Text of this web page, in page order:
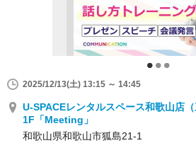
2025/12/13(土) 13:15 ～ 14:45
U-SPACEレンタルスペース和歌山店（
1F「Meeting」
和歌山県和歌山市狐島21-1